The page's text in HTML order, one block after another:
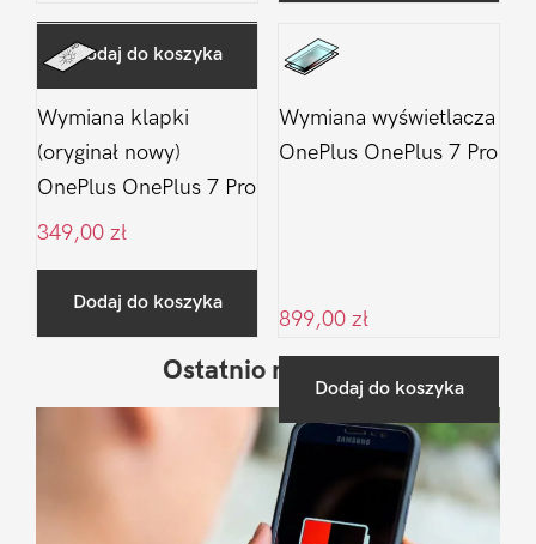
Dodaj do koszyka
Wymiana klapki
(oryginał nowy)
OnePlus OnePlus 7 Pro
349,00 zł
Dodaj do koszyka
Wymiana wyświetlacza
OnePlus OnePlus 7 Pro
899,00 zł
Dodaj do koszyka
Sidebar
Ostatnio na blogu